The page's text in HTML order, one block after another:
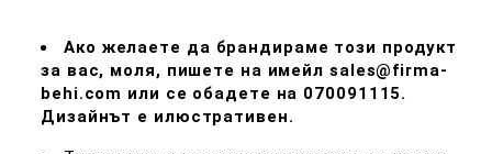
Ако желаете да брандираме този продукт
за вас, моля, пишете на имейл sales@firma-
behi.com или се обадете на 070091115.
Дизайнът е илюстративен.